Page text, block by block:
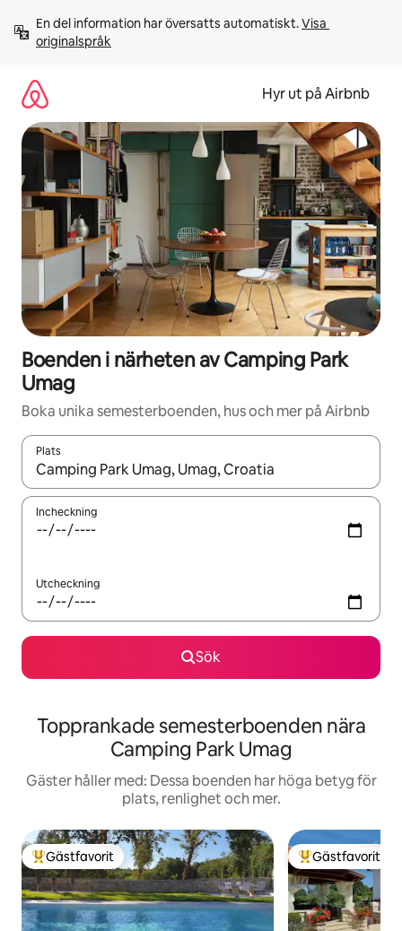
innehåll
En del information har översatts automatiskt. Visa
originalspråk
Hyr ut på Airbnb
Boenden i närheten av Camping Park
Umag
Boka unika semesterboenden, hus och mer på Airbnb
Plats
När resultaten är tillgängliga kan du navigera med upp- och
Incheckning
Utcheckning
Sök
Topprankade semesterboenden nära
Camping Park Umag
Gäster håller med: Dessa boenden har höga betyg för
plats, renlighet och mer.
Populär gästfavorit
Gästfavorit Populär
Gästfavorit